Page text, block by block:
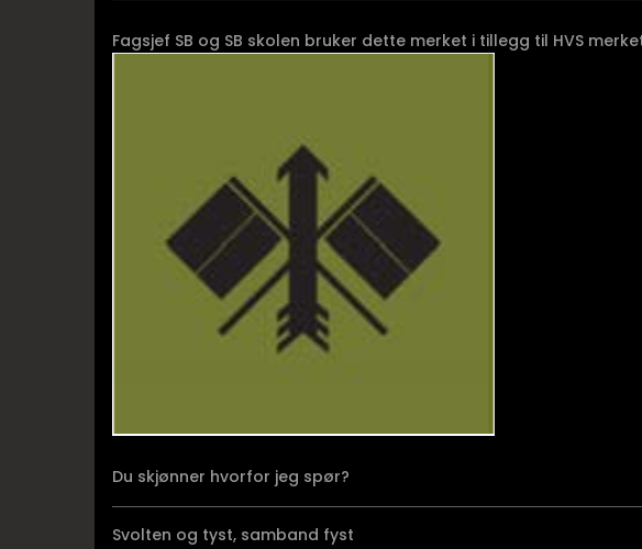
Fagsjef SB og SB skolen bruker dette merket i tillegg til HVS
Du skjønner hvorfor jeg spør?
Svolten og tyst, samband fyst